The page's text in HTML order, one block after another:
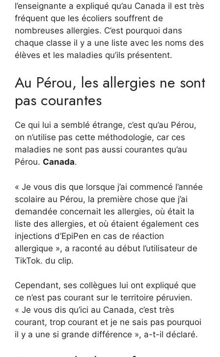
l’enseignante a expliqué qu’au Canada il est très
fréquent que les écoliers souffrent de
nombreuses allergies. C’est pourquoi dans
chaque classe il y a une liste avec les noms des
élèves et les maladies qu’ils présentent.
Au Pérou, les allergies ne sont
pas courantes
Ce qui lui a semblé étrange, c’est qu’au Pérou,
on n’utilise pas cette méthodologie, car ces
maladies ne sont pas aussi courantes qu’au
Pérou. Canada.
« Je vous dis que lorsque j’ai commencé l’année
scolaire au Pérou, la première chose que j’ai
demandée concernait les allergies, où était la
liste des allergies, et où étaient également ces
injections d’EpiPen en cas de réaction
allergique », a raconté au début l’utilisateur de
TikTok. du clip.
Cependant, ses collègues lui ont expliqué que
ce n’est pas courant sur le territoire péruvien.
« Je vous dis qu’ici au Canada, c’est très
courant, trop courant et je ne sais pas pourquoi
il y a une si grande différence », a-t-il déclaré.